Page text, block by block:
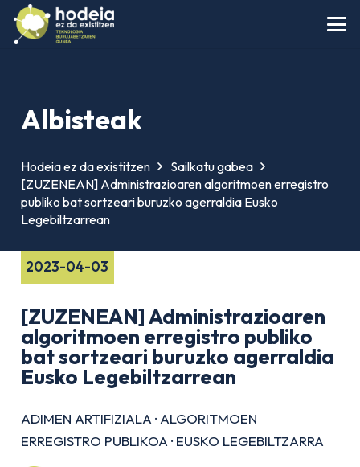
Albisteak
Hodeia ez da existitzen
Sailkatu gabea
[ZUZENEAN] Administrazioaren algoritmoen erregistro
publiko bat sortzeari buruzko agerraldia Eusko
Legebiltzarrean
2023-04-03
[ZUZENEAN] Administrazioaren
algoritmoen erregistro publiko
bat sortzeari buruzko agerraldia
Eusko Legebiltzarrean
ADIMEN ARTIFIZIALA · ALGORITMOEN
ERREGISTRO PUBLIKOA · EUSKO LEGEBILTZARRA